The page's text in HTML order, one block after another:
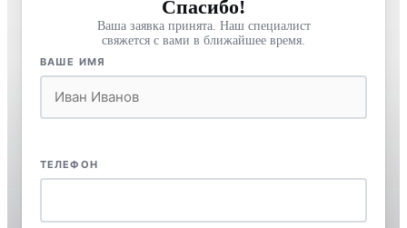
Спасибо!
Ваша заявка принята. Наш специалист
свяжется с вами в ближайшее время.
ВАШЕ ИМЯ
ТЕЛЕФОН